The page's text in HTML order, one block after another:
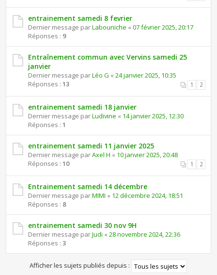
entrainement samedi 8 fevrier
Dernier message parLabouniche « 07 février 2025, 20:17
Réponses : 9
Entraînement commun avec Vervins samedi 25
janvier
Dernier message parLéo G « 24 janvier 2025, 10:35
Réponses : 13 1 2
entrainement samedi 18 janvier
Dernier message parLudivine « 14 janvier 2025, 12:30
Réponses : 1
entrainement samedi 11 janvier 2025
Dernier message parAxel H « 10 janvier 2025, 20:48
Réponses : 10 1 2
Entrainement samedi 14 décembre
Dernier message parMIMI « 12 décembre 2024, 18:51
Réponses : 8
entrainement samedi 30 nov 9H
Dernier message parJudi « 28 novembre 2024, 22:36
Réponses : 3
Afficher les sujets publiés depuis :